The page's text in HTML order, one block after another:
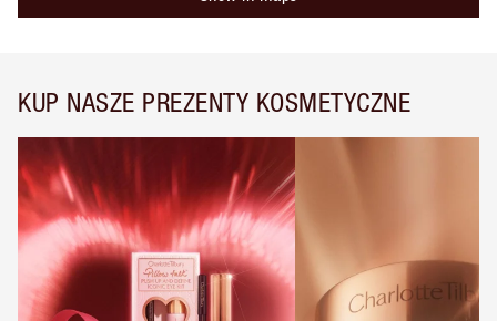
KUP NASZE PREZENTY KOSMETYCZNE